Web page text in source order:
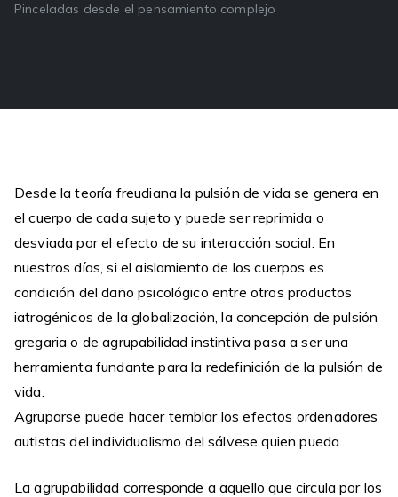
Pinceladas desde el pensamiento complejo
Desde la teoría freudiana la pulsión de vida se genera en
el cuerpo de cada sujeto y puede ser reprimida o
desviada por el efecto de su interacción social. En
nuestros días, si el aislamiento de los cuerpos es
condición del daño psicológico entre otros productos
iatrogénicos de la globalización, la concepción de pulsión
gregaria o de agrupabilidad instintiva pasa a ser una
herramienta fundante para la redefinición de la pulsión de
vida.
Agruparse puede hacer temblar los efectos ordenadores
autistas del individualismo del sálvese quien pueda.
La agrupabilidad corresponde a aquello que circula por los